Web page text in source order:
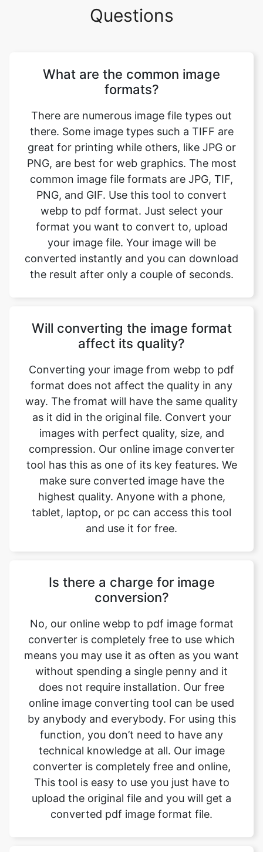
Questions
What are the common image
formats?
There are numerous image file types out
there. Some image types such a TIFF are
great for printing while others, like JPG or
PNG, are best for web graphics. The most
common image file formats are JPG, TIF,
PNG, and GIF. Use this tool to convert
webp to pdf format. Just select your
format you want to convert to, upload
your image file. Your image will be
converted instantly and you can download
the result after only a couple of seconds.
Will converting the image format
affect its quality?
Converting your image from webp to pdf
format does not affect the quality in any
way. The fromat will have the same quality
as it did in the original file. Convert your
images with perfect quality, size, and
compression. Our online image converter
tool has this as one of its key features. We
make sure converted image have the
highest quality. Anyone with a phone,
tablet, laptop, or pc can access this tool
and use it for free.
Is there a charge for image
conversion?
No, our online webp to pdf image format
converter is completely free to use which
means you may use it as often as you want
without spending a single penny and it
does not require installation. Our free
online image converting tool can be used
by anybody and everybody. For using this
function, you don’t need to have any
technical knowledge at all. Our image
converter is completely free and online,
This tool is easy to use you just have to
upload the original file and you will get a
converted pdf image format file.